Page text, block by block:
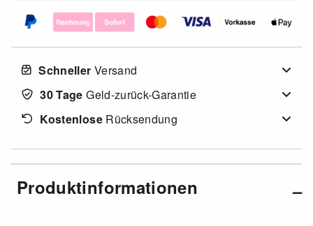
Schneller Versand
30 Tage Geld-zurück-Garantie
KostenloseRücksendung
Produktinformationen